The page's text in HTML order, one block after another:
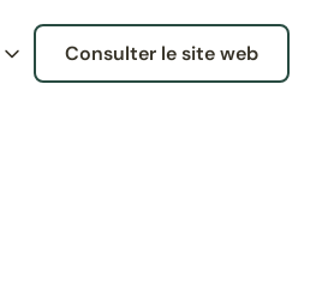
Consulter le site web